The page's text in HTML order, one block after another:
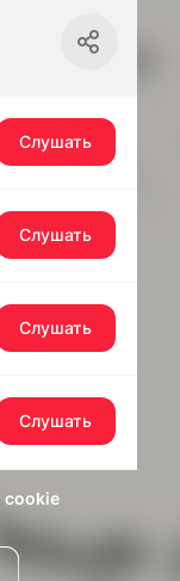
Слушать
Слушать
Слушать
Слушать
cookie